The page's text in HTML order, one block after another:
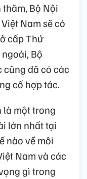
Bộ Nội
Nam sẽ có
cấp Thứ
Bộ
đã có các
cố hợp tác.
là một trong
lớn nhất tại
nào về môi
Nam và các
gì trong